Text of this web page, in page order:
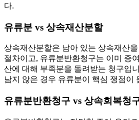
다.
유류분 vs 상속재산분할
상속재산분할은 남아 있는 상속재산
절차이고, 유류분반환청구는 이미 증
산에 대해 부족분을 돌려받는 청구입
남지 않은 경우 유류분이 핵심 쟁점이
유류분반환청구 vs 상속회복청